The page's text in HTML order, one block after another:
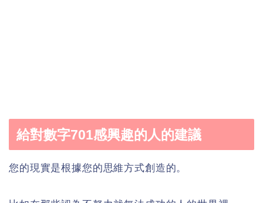
給對數字701感興趣的人的建議
您的現實是根據您的思維方式創造的。